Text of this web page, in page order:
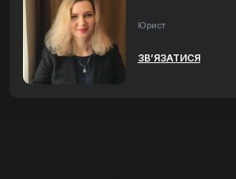
Юрист
ЗВ’ЯЗАТИСЯ